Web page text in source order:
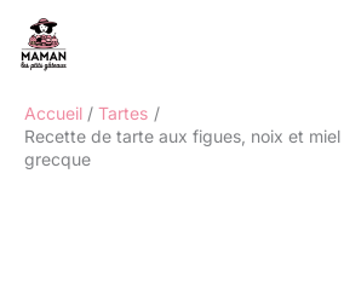
contenu
Accueil
Tartes
Recette de tarte aux figues, noix et
grecque
Rechercher